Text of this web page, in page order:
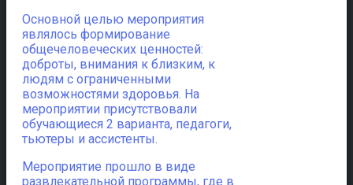
Основной целью мероприятия
являлось формирование
общечеловеческих ценностей:
доброты, внимания к близким, к
людям с ограниченными
возможностями здоровья. На
мероприятии присутствовали
обучающиеся 2 варианта, педагоги,
тьютеры и ассистенты.
Мероприятие прошло в виде
развлекательной программы, где в